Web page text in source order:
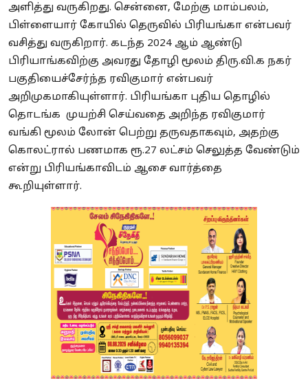
அளித்து வருகிறது. சென்னை, மேற்கு மாம்பலம்,
பிள்ளையார் கோயில் தெருவில் பிரியங்கா என்பவர்
வசித்து வருகிறார். கடந்த 2024 ஆம் ஆண்டு
பிரியாங்கவிற்கு அவரது தோழி மூலம் திரு.வி.க நகர்
பகுதியைச்சேர்ந்த ரவிகுமார் என்பவர்
அறிமுகமாகியுள்ளார். பிரியங்கா புதிய தொழில்
தொடங்க முயற்சி செய்வதை அறிந்த ரவிகுமார்
வங்கி மூலம் லோன் பெற்று தருவதாகவும், அதற்கு
கொலட்ரால் பணமாக ரூ.27 லட்சம் செலுத்த வேண்டும்
என்று பிரியங்காவிடம் ஆசை வார்த்தை
கூறியுள்ளார்.